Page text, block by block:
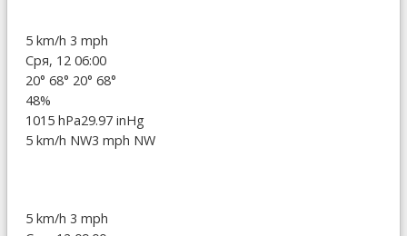
5 km/h 3 mph
Сря, 12 06:00
20° 68° 20° 68°
48%
1015 hPa29.97 inHg
5 km/h NW3 mph NW
5 km/h 3 mph